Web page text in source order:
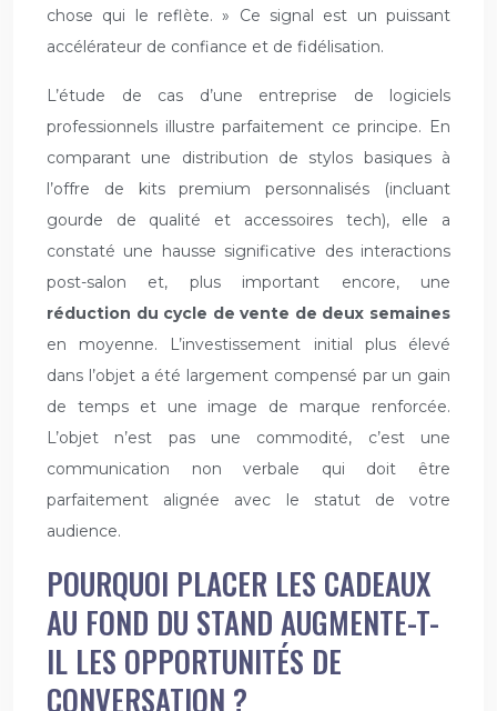
chose qui le reflète. » Ce signal est un puissant
accélérateur de confiance et de fidélisation.
L’étude de cas d’une entreprise de logiciels
professionnels illustre parfaitement ce principe. En
comparant une distribution de stylos basiques à
l’offre de kits premium personnalisés (incluant
gourde de qualité et accessoires tech), elle a
constaté une hausse significative des interactions
post-salon et, plus important encore, une
réduction du cycle de vente de deux semaines
en moyenne. L’investissement initial plus élevé
dans l’objet a été largement compensé par un gain
de temps et une image de marque renforcée.
L’objet n’est pas une commodité, c’est une
communication non verbale qui doit être
parfaitement alignée avec le statut de votre
audience.
POURQUOI PLACER LES CADEAUX
AU FOND DU STAND AUGMENTE-T-
IL LES OPPORTUNITÉS DE
CONVERSATION ?